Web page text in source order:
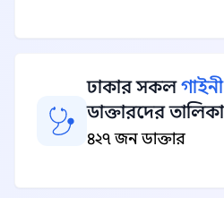
ঢাকার সকল
ডাক্তারদের তালিকা
৪২৭ জন ডাক্তার